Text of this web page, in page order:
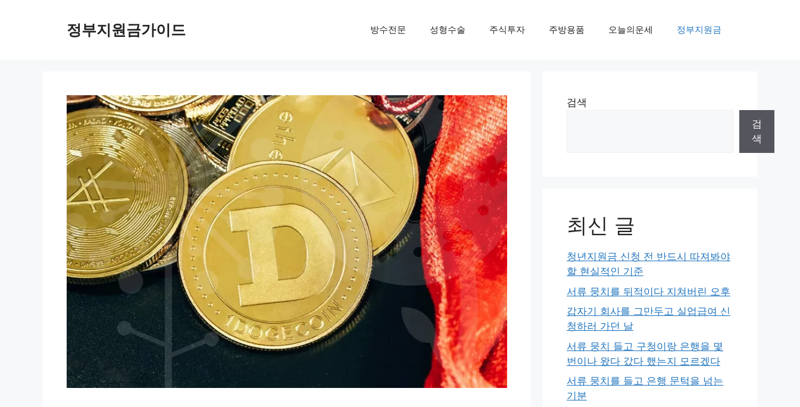
정부지원금가이드 방수전문 성형수술 주식투자 주방용품 오늘의운세 정부지원금
검색
검
색
최신 글
청년지원금 신청 전 반드시 따져봐야
할 현실적인 기준
서류 뭉치를 뒤적이다 지쳐버린 오후
갑자기 회사를 그만두고 실업급여 신
청하러 가던 날
서류 뭉치 들고 구청이랑 은행을 몇
번이나 왔다 갔다 했는지 모르겠다
서류 뭉치를 들고 은행 문턱을 넘는
기분